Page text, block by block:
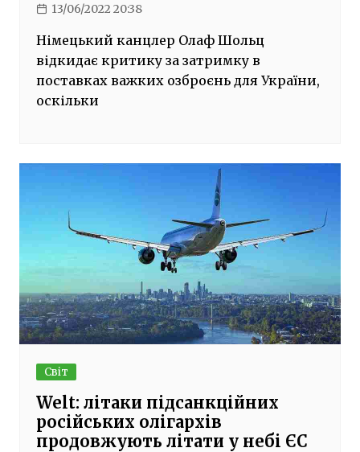
13/06/2022 20:38
Німецький канцлер Олаф Шольц
відкидає критику за затримку в
поставках важких озброєнь для України,
оскільки
Світ
Welt: літаки підсанкційних
російських олігархів
продовжують літати у небі ЄС